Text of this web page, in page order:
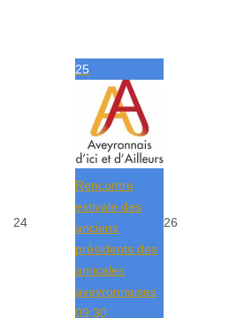
24
25
Rencontre
estivale des
anciens
présidents des
amicales
aveyronnaises
09:30
26